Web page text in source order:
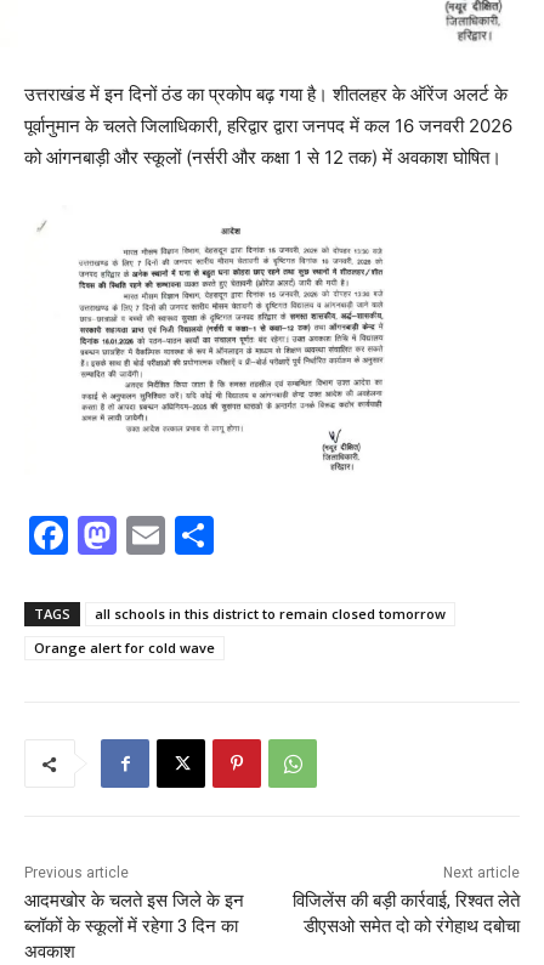
उत्तराखंड में इन दिनों ठंड का प्रकोप बढ़ गया है। शीतलहर के ऑरेंज अलर्ट के
पूर्वानुमान के चलते जिलाधिकारी, हरिद्वार द्वारा जनपद में कल 16 जनवरी 2026
को आंगनबाड़ी और स्कूलों (नर्सरी और कक्षा 1 से 12 तक) में अवकाश घोषित।
F
c
e
M
st
o
o
n
E
ai
l
ar
e
TAGS
all schools in this district to remain closed tomorrow
Orange alert for cold wave
Previous article
आदमखोर के चलते इस जिले के इन
ब्लॉकों के स्कूलों में रहेगा 3 दिन का
अवकाश
Next article
विजिलेंस की बड़ी कार्रवाई, रिश्वत लेते
डीएसओ समेत दो को रंगेहाथ दबोचा